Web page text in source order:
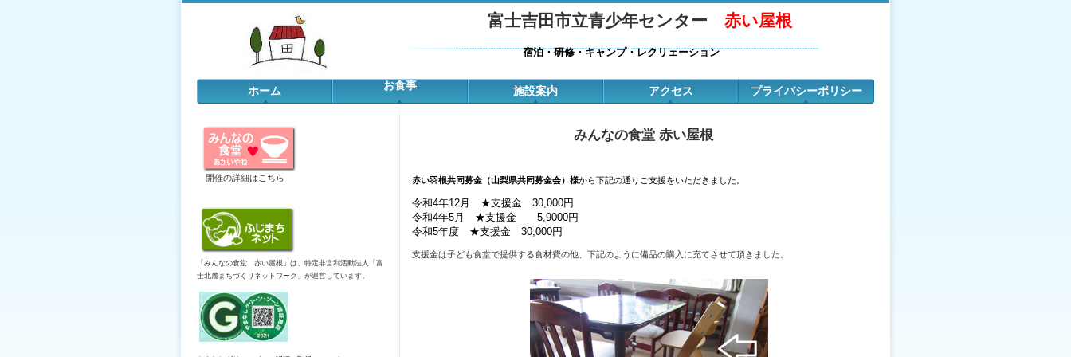
富士吉田市立青少年センター 赤い屋根
宿泊・研修・キャンプ・レクリェーション
みんなの食堂 赤い屋根
赤い羽根共同募金（山梨県共同募金会）様から下記の通りご支援をいただきました。
令和4年12月 ★支援金 30,000円
令和4年5月 ★支援金 5,9000円
令和5年度 ★支援金 30,000円
支援金は子ども食堂で提供する食材費の他、下記のように備品の購入に充てさせて頂きました。
ホーム お食事 施設案内 アクセス プライバシーポリシー
開催の詳細はこちら
「みんなの食堂 赤い屋根」は、特定非営利活動法人「富
士北麓まちづくりネットワーク」が運営しています。